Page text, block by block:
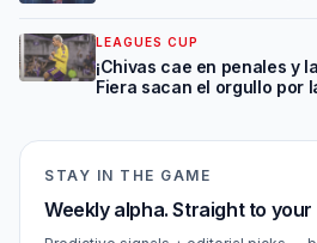
LEAGUES CUP
¡Chivas cae en penales y
Fiera sacan el orgullo por
STAY IN THE GAME
Weekly alpha. Straight to your